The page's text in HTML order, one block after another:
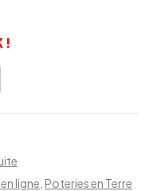
!
ligne Poteries en Terre